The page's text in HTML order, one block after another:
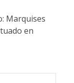
Marquises
en